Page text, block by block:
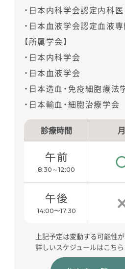
・日本内科学会認定内科医
・日本血液学会認定血液
【所属学会】
・日本内科学会
・日本血液学会
・日本造血・免疫細胞療法
・日本輸血・細胞治療学会
診療時間 月
午前
8:30～12:00
午後
14:00〜17:30
上記予定は変動する可能性が
詳しいスケジュールはこちら